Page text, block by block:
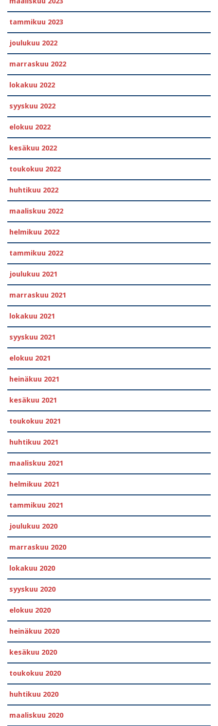
tammikuu 2023
joulukuu 2022
marraskuu 2022
lokakuu 2022
syyskuu 2022
elokuu 2022
kesäkuu 2022
toukokuu 2022
huhtikuu 2022
maaliskuu 2022
helmikuu 2022
tammikuu 2022
joulukuu 2021
marraskuu 2021
lokakuu 2021
syyskuu 2021
elokuu 2021
heinäkuu 2021
kesäkuu 2021
toukokuu 2021
huhtikuu 2021
maaliskuu 2021
helmikuu 2021
tammikuu 2021
joulukuu 2020
marraskuu 2020
lokakuu 2020
syyskuu 2020
elokuu 2020
heinäkuu 2020
kesäkuu 2020
toukokuu 2020
huhtikuu 2020
maaliskuu 2020